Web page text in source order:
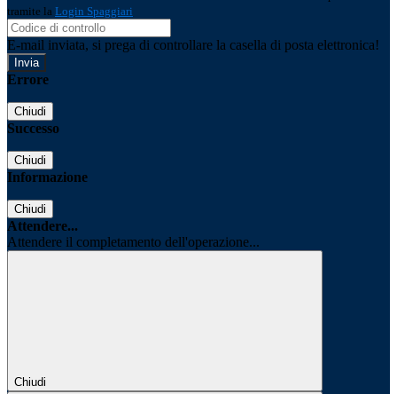
tramite la Login Spaggiari
E-mail inviata, si prega di controllare la casella di posta elettronica!
Errore
Chiudi
Successo
Chiudi
Informazione
Chiudi
Attendere...
Attendere il completamento dell'operazione...
Chiudi